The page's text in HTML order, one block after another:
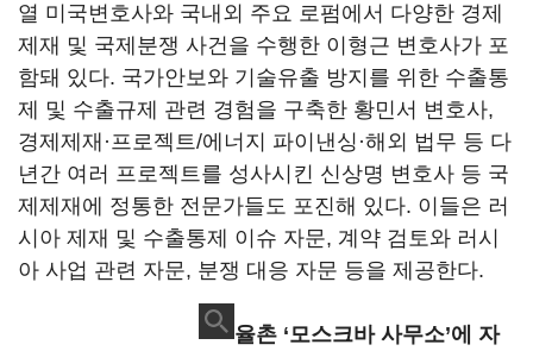
열 미국변호사와 국내외 주요 로펌에서 다양한 경제
제재 및 국제분쟁 사건을 수행한 이형근 변호사가 포
함돼 있다. 국가안보와 기술유출 방지를 위한 수출통
제 및 수출규제 관련 경험을 구축한 황민서 변호사,
경제제재·프로젝트/에너지 파이낸싱·해외 법무 등 다
년간 여러 프로젝트를 성사시킨 신상명 변호사 등 국
제제재에 정통한 전문가들도 포진해 있다. 이들은 러
시아 제재 및 수출통제 이슈 자문, 계약 검토와 러시
아 사업 관련 자문, 분쟁 대응 자문 등을 제공한다.
율촌 ‘모스크바 사무소’에 자